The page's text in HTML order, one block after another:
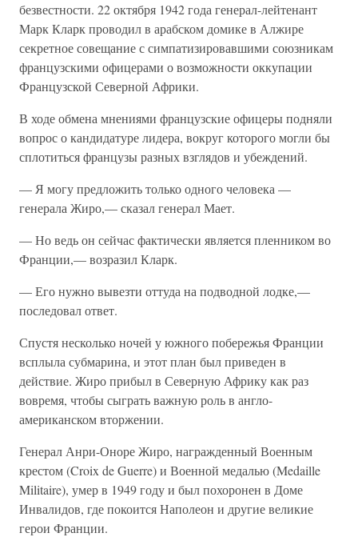
безвестности. 22 октября 1942 года генерал-лейтенант
Марк Кларк проводил в арабском домике в Алжире
секретное совещание с симпатизировавшими союзникам
французскими офицерами о возможности оккупации
Французской Северной Африки.
В ходе обмена мнениями французские офицеры подняли
вопрос о кандидатуре лидера, вокруг которого могли бы
сплотиться французы разных взглядов и убеждений.
— Я могу предложить только одного человека —
генерала Жиро,— сказал генерал Мает.
— Но ведь он сейчас фактически является пленником во
Франции,— возразил Кларк.
— Его нужно вывезти оттуда на подводной лодке,—
последовал ответ.
Спустя несколько ночей у южного побережья Франции
всплыла субмарина, и этот план был приведен в
действие. Жиро прибыл в Северную Африку как раз
вовремя, чтобы сыграть важную роль в англо-
американском вторжении.
Генерал Анри-Оноре Жиро, награжденный Военным
крестом (Croix de Guerre) и Военной медалью (Medaille
Militaire), умер в 1949 году и был похоронен в Доме
Инвалидов, где покоится Наполеон и другие великие
герои Франции.